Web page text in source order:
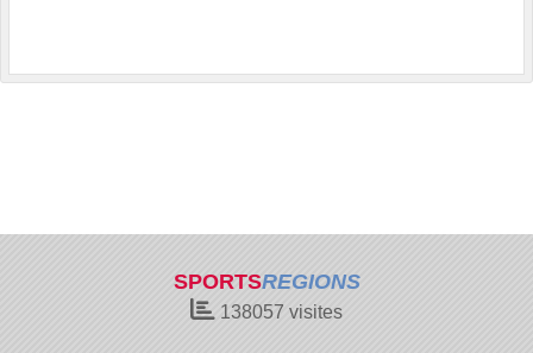
SPORTSREGIONS
138057 visites